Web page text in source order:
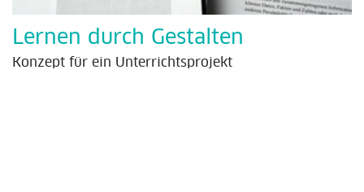
Lernen durch Gestalten
Konzept für ein Unterrichtsprojekt